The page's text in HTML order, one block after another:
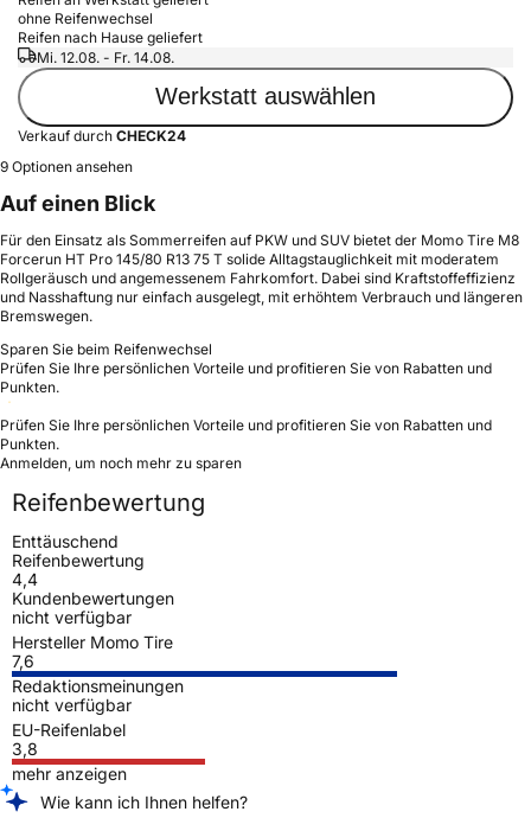
ohne Reifenwechsel
Reifen nach Hause geliefert
Mi. 12.08. - Fr. 14.08.
Werkstatt auswählen
Verkauf durch CHECK24
9 Optionen ansehen
Auf einen Blick
Für den Einsatz als Sommerreifen auf PKW und SUV bietet der Momo Tire M8
Forcerun HT Pro 145/80 R13 75 T solide Alltagstauglichkeit mit moderatem
Rollgeräusch und angemessenem Fahrkomfort. Dabei sind Kraftstoffeffizienz
und Nasshaftung nur einfach ausgelegt, mit erhöhtem Verbrauch und längeren
Bremswegen.
Sparen Sie beim Reifenwechsel
Prüfen Sie Ihre persönlichen Vorteile und profitieren Sie von Rabatten und
Punkten.
Prüfen Sie Ihre persönlichen Vorteile und profitieren Sie von Rabatten und
Punkten.
Anmelden, um noch mehr zu sparen
Reifenbewertung
Enttäuschend
Reifenbewertung
4,4
Kundenbewertungen
nicht verfügbar
Hersteller Momo Tire
7,6
Redaktionsmeinungen
nicht verfügbar
EU-Reifenlabel
3,8
mehr anzeigen
Wie kann ich Ihnen helfen?